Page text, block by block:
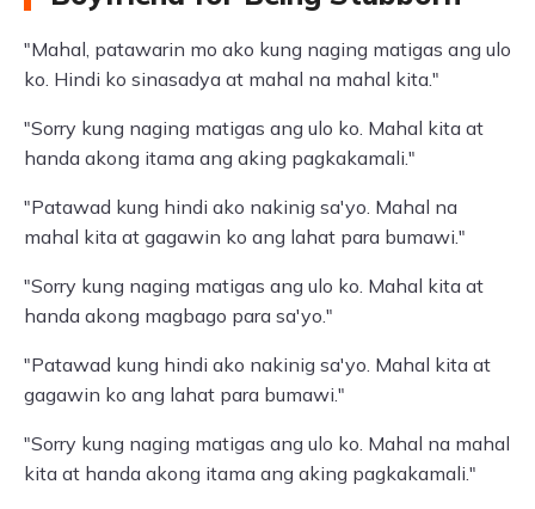
"Mahal, patawarin mo ako kung naging matigas ang ulo
ko. Hindi ko sinasadya at mahal na mahal kita."
"Sorry kung naging matigas ang ulo ko. Mahal kita at
handa akong itama ang aking pagkakamali."
"Patawad kung hindi ako nakinig sa'yo. Mahal na
mahal kita at gagawin ko ang lahat para bumawi."
"Sorry kung naging matigas ang ulo ko. Mahal kita at
handa akong magbago para sa'yo."
"Patawad kung hindi ako nakinig sa'yo. Mahal kita at
gagawin ko ang lahat para bumawi."
"Sorry kung naging matigas ang ulo ko. Mahal na mahal
kita at handa akong itama ang aking pagkakamali."